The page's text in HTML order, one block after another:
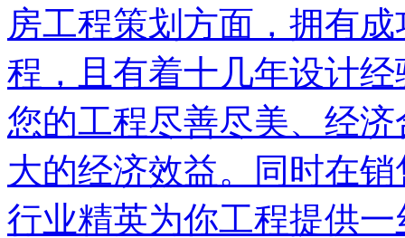
房工程策划方面，拥有
程，且有着十几年设计
您的工程尽善尽美、经
大的经济效益。同时在
行业精英为你工程提供